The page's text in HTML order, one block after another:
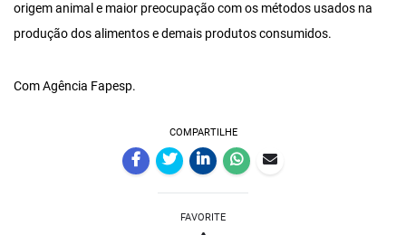
origem animal e maior preocupação com os métodos usados na
produção dos alimentos e demais produtos consumidos.
Com Agência Fapesp.
COMPARTILHE
FAVORITE